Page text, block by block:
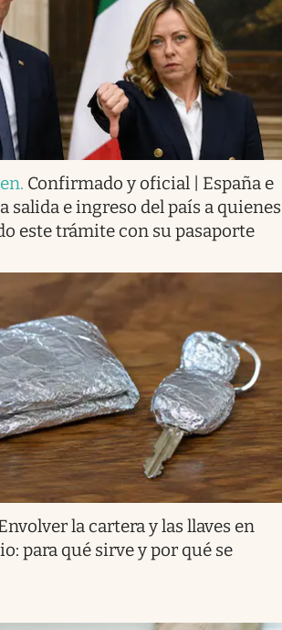
. Confirmado y oficial | España e
salida e ingreso del país a quienes
este trámite con su pasaporte
la cartera y las llaves en
para qué sirve y por qué se